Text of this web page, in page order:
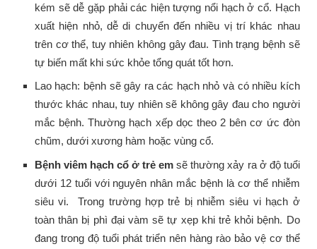
kém sẽ dễ gặp phải các hiện tượng nổi hạch ở cổ. Hạch
xuất hiện nhỏ, dễ di chuyển đến nhiều vị trí khác nhau
trên cơ thể, tuy nhiên không gây đau. Tình trạng bệnh sẽ
tự biến mất khi sức khỏe tổng quát tốt hơn.
Lao hạch: bệnh sẽ gây ra các hạch nhỏ và có nhiều kích
thước khác nhau, tuy nhiên sẽ không gây đau cho người
mắc bệnh. Thường hạch xếp dọc theo 2 bên cơ ức đòn
chũm, dưới xương hàm hoặc vùng cổ.
Bệnh viêm hạch cổ ở trẻ em sẽ thường xảy ra ở độ tuổi
dưới 12 tuổi với nguyên nhân mắc bệnh là cơ thể nhiễm
siêu vi. Trong trường hợp trẻ bị nhiễm siêu vi hạch ở
toàn thân bị phì đại vàm sẽ tự xẹp khi trẻ khỏi bệnh. Do
đang trong độ tuổi phát triển nên hàng rào bảo vệ cơ thể